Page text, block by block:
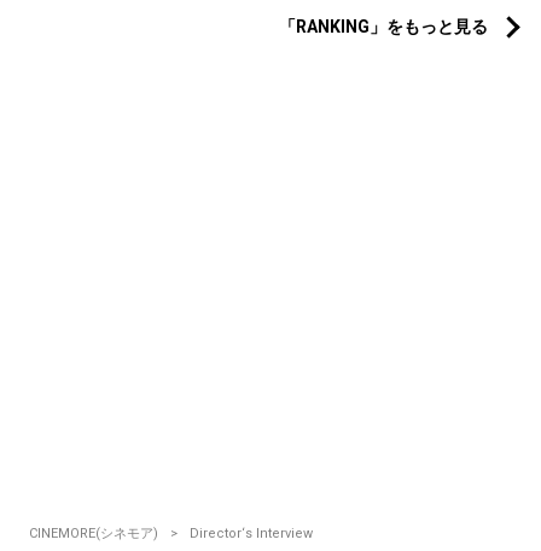
「RANKING」をもっと見る
CINEMORE(シネモア)
Director‘s Interview